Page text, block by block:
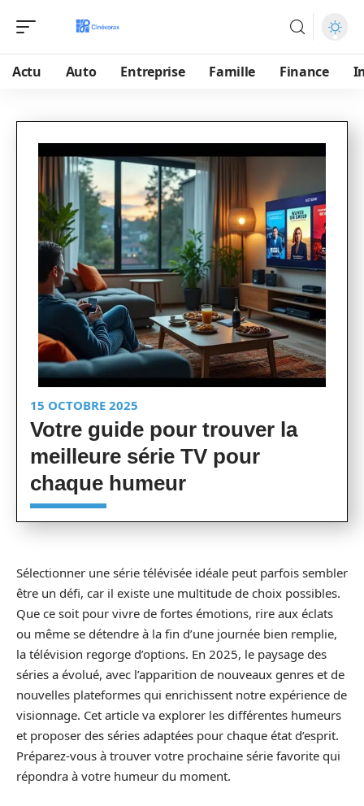
Actu Auto Entreprise Famille Finance
15 OCTOBRE 2025
Votre guide pour trouver la
meilleure série TV pour
chaque humeur
Sélectionner une série télévisée idéale peut parfois sembler
être un défi, car il existe une multitude de choix possibles.
Que ce soit pour vivre de fortes émotions, rire aux éclats
ou même se détendre à la fin d’une journée bien remplie,
la télévision regorge d’options. En 2025, le paysage des
séries a évolué, avec l’apparition de nouveaux genres et de
nouvelles plateformes qui enrichissent notre expérience de
visionnage. Cet article va explorer les différentes humeurs
et proposer des séries adaptées pour chaque état d’esprit.
Préparez-vous à trouver votre prochaine série favorite qui
répondra à votre humeur du moment.